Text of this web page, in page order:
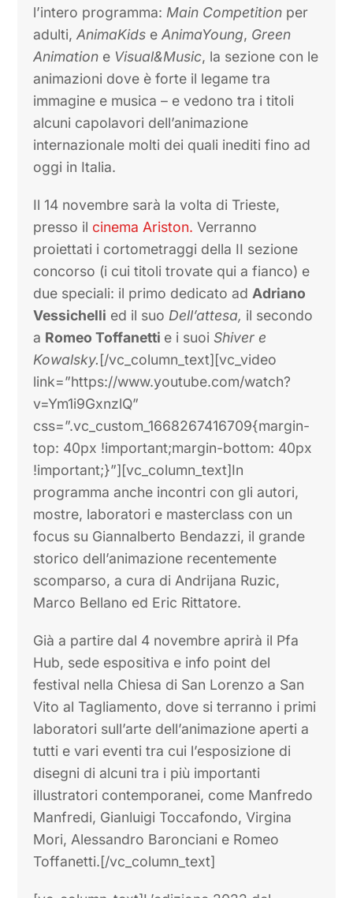
l’intero programma: Main Competition per
adulti,AnimaKids eAnimaYoung, Green
Animation e Visual&Music, la sezione con le
animazioni dove è forte il legame tra
immagine e musica – e vedono tra i titoli
alcuni capolavori dell’animazione
internazionale molti dei quali inediti fino ad
oggi in Italia.
Il 14 novembre sarà la volta di Trieste,
presso il cinema Ariston. Verranno
proiettati i cortometraggi della II sezione
concorso (i cui titoli trovate qui a fianco) e
due speciali: il primo dedicato ad Adriano
Vessichelli ed il suo Dell’attesa, il secondo
a Romeo Toffanetti e i suoiShiver e
Kowalsky.[/vc_column_text][vc_video
link=”https://www.youtube.com/watch?
v=Ym1i9GxnzlQ”
css=”.vc_custom_1668267416709{margin-
top: 40px !important;margin-bottom: 40px
!important;}”][vc_column_text]In
programma anche incontri con gli autori,
mostre, laboratori e masterclass con un
focus su Giannalberto Bendazzi, il grande
storico dell’animazione recentemente
scomparso, a cura di Andrijana Ruzic,
Marco Bellano ed Eric Rittatore.
Già a partire dal 4 novembre aprirà il Pfa
Hub, sede espositiva e info point del
festival nella Chiesa di San Lorenzo a San
Vito al Tagliamento, dove si terranno i primi
laboratori sull’arte dell’animazione aperti a
tutti e vari eventi tra cui l’esposizione di
disegni di alcuni tra i più importanti
illustratori contemporanei, come Manfredo
Manfredi, Gianluigi Toccafondo, Virgina
Mori, Alessandro Baronciani e Romeo
Toffanetti.[/vc_column_text]